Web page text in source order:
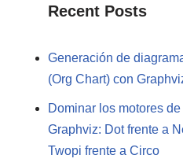
Recent Posts
Generación de
(Org Chart) con
Dominar los motores
Graphviz: Dot frente a
Twopi frente a Circo